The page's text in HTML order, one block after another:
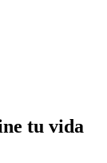
tu vida